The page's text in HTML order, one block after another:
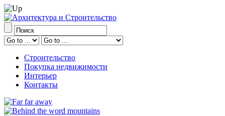
Строительство
Покупка недвижимости
Интерьер
Контакты